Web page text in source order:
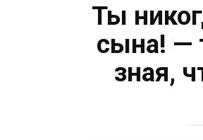
Ты
сына! —
зная,